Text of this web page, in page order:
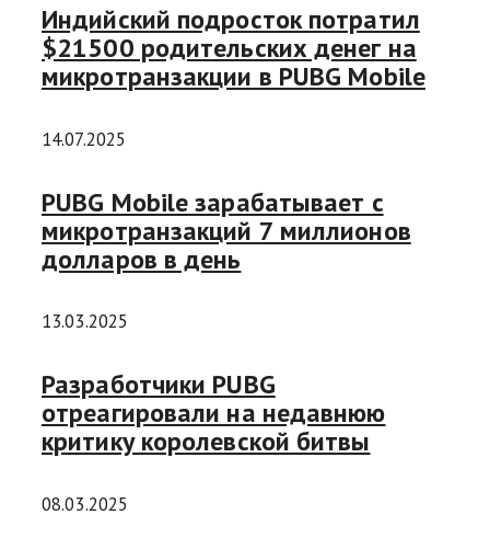
Индийский подросток потратил
$21500 родительских денег на
микротранзакции в PUBG Mobile
14.07.2025
PUBG Mobile зарабатывает с
микротранзакций 7 миллионов
долларов в день
13.03.2025
Разработчики PUBG
отреагировали на недавнюю
критику королевской битвы
08.03.2025